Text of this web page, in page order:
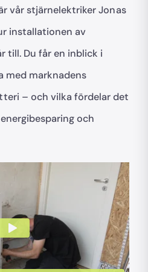
vår stjärnelektriker Jonas
installationen av
till. Du får en inblick i
med marknadens
– och vilka fördelar det
och